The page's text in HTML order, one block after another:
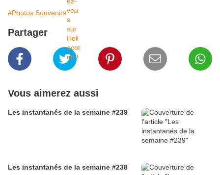
#Photos Souvenirs
Partager
Vous aimerez aussi
Les instantanés de la semaine #239
Les instantanés de la semaine #238